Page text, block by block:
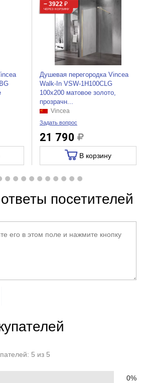
− 3922 ₽
ЧЕРЕЗ КОРЗИНУ
Душевая перегородка Vincea
Walk-In VSW-1H100CLG
100x200 матовое золото,
прозрачн...
Vincea
Задать вопрос
21 790
В корзину
посетителей
5 из 5
0%